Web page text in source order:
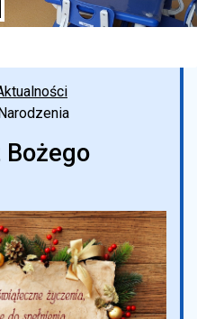
Bożego